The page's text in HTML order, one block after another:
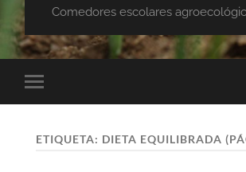
Comedores escolares
Alternar
el
móvil
ETIQUETA: DIETA EQUILIBRADA